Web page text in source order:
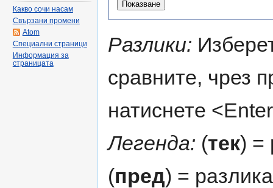
Разлики:
сравните, чрез
натиснете
Легенда: (тек) =
(пред) =
Какво сочи насам
Свързани промени
Atom
Специални страници
Информация за
страницата